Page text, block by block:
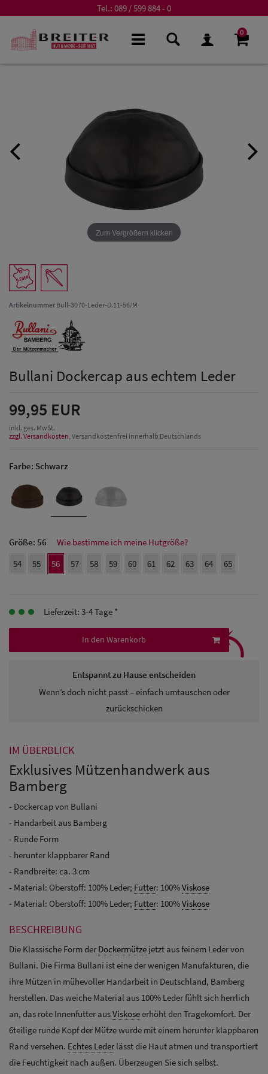
Tel.: 089 / 599 884 - 0
0
Herren
Herren UV-
Schutz Caps
Herren
Sonnenschilder
& Visoren
Zum Vergrößern klicken
ArtikelnummerBull-3070-Leder-D.11-56/M
Bullani Dockercap aus echtem Leder
99,95 EUR
inkl. ges. MwSt.
zzgl. Versandkosten , Versandkostenfrei innerhalb Deutschlands
Farbe: Schwarz
Größe: 56
Wie bestimme ich meine Hutgröße?
54
55 56 57 58 59 60 61 62 63 64 65
Lieferzeit: 3-4 Tage *
In den Warenkorb
Entspannt zu Hause entscheiden
Wenn’s doch nicht passt – einfach umtauschen oder
zurückschicken
⤹
IM ÜBERBLICK
Exklusives Mützenhandwerk aus
Bamberg
- Dockercap von Bullani
- Handarbeit aus Bamberg
- Runde Form
- herunter klappbarer Rand
- Randbreite: ca. 3 cm
- Material: Oberstoff: 100% Leder; Futter: 100%Viskose
- Material: Oberstoff: 100% Leder; Futter: 100%Viskose
BESCHREIBUNG
Die Klassische Form der Dockermütze jetzt aus feinem Leder von
Bullani. Die Firma Bullani ist eine der wenigen Manufakturen, die
ihre Mützen in mühevoller Handarbeit in Deutschland, Bamberg
herstellen. Das weiche Material aus 100% Leder fühlt sich herrlich
an, das rote Innenfutter ausViskoseerhöht den Tragekomfort. Der
6teilige runde Kopf der Mütze wurde mit einem herunter klappbaren
Rand versehen. Echtes Leder lässt die Haut atmen und transportiert
die Feuchtigkeit nach außen. Überzeugen Sie sich selbst.